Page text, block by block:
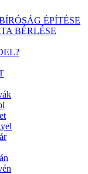
ÉPÍTÉSE
BÉRLÉSE